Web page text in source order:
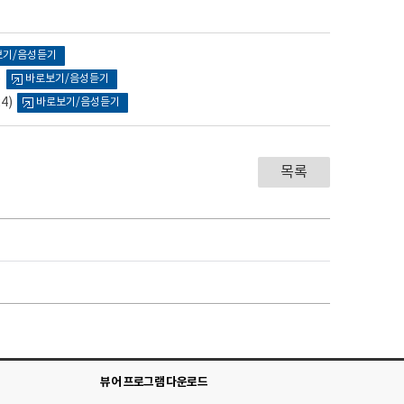
/음성듣기
바로보기/음성듣기
바로보기/음성듣기
목록
뷰어 프로그램 다운로드